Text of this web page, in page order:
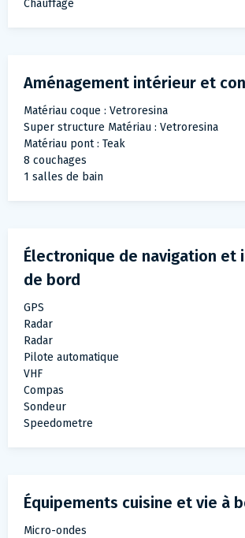
Chauffage
Aménagement intérieur et
Matériau coque : Vetroresina
Super structure Matériau : Vetroresina
Matériau pont : Teak
8 couchages
1 salles de bain
Électronique de navigation et instruments
de bord
GPS
Radar
Radar
Pilote automatique
VHF
Compas
Sondeur
Speedometre
Équipements cuisine et vie à
Micro-ondes